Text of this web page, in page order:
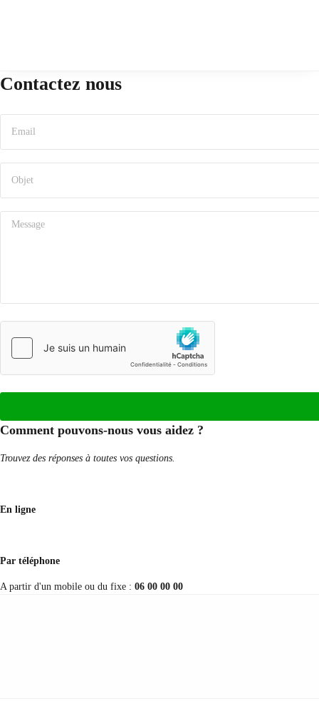
Contactez nous
Comment pouvons-nous vous aidez ?
Trouvez des réponses à toutes vos questions.
En ligne
Par téléphone
A partir d'un mobile ou du fixe : 06 00 00 00